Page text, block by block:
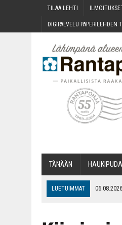
TILAA LEH­TI
DIGI­PAL­VE­LU PAPE­RI­LEH­DEN
TÄNÄÄN
LUETUIMMAT 06.08.2026
06.08.2026 | OPIN­TOI­HIN